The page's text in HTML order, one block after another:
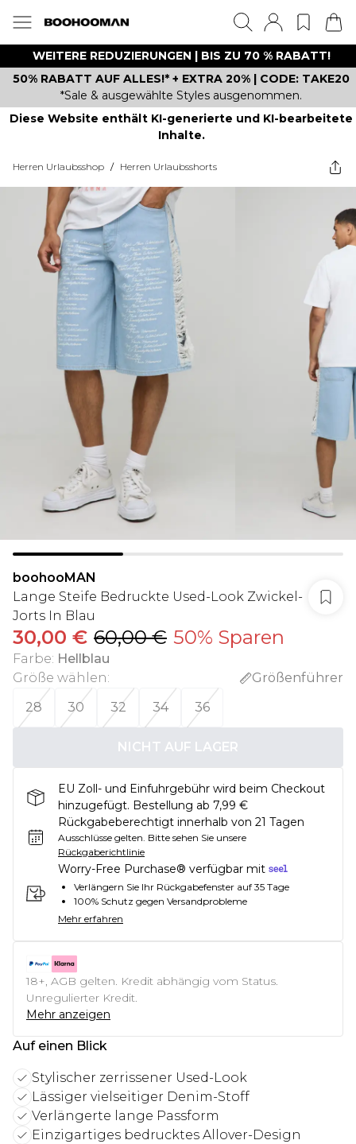
WEITERE REDUZIERUNGEN | BIS ZU 70 % RABATT!
50% RABATT AUF ALLES!* + EXTRA 20% | CODE: TAKE20
*Sale & ausgewählte Styles ausgenommen.
Diese Website enthält KI-generierte und KI-bearbeitete
Inhalte.
Herren Urlaubsshop / Herren Urlaubsshorts
boohooMAN
Lange Steife Bedruckte Used-Look Zwickel-
Jorts In Blau
30,00 € 60,00 € 50% Sparen
Farbe: Hellblau
Größe wählen:
Größenführer
28
30 32 34 36
NICHT AUF LAGER
EU Zoll- und Einfuhrgebühr wird beim Checkout
hinzugefügt. Bestellung ab 7,99 €
Rückgabeberechtigt innerhalb von 21 Tagen
Ausschlüsse gelten. Bitte sehen Sie unsere
Rückgaberichtlinie
Worry-Free Purchase® verfügbar mit
Verlängern Sie Ihr Rückgabefenster auf 35 Tage
100% Schutz gegen Versandprobleme
Mehr erfahren
18+, AGB gelten. Kredit abhängig vom Status.
Unregulierter Kredit.
Mehr anzeigen
Auf einen Blick
Stylischer zerrissener Used-Look
Lässiger vielseitiger Denim-Stoff
Verlängerte lange Passform
Einzigartiges bedrucktes Allover-Design